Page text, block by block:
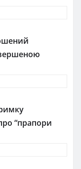
“прапори